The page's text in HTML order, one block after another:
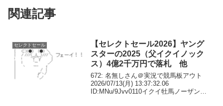
関連記事
セレクトセール
【セレクトセール2026】ヤング
スターの2025（父イクイノック
ス）4億2千万円で落札 他
672: 名無しさん＠実況で競馬板アウト
2026/07/13(月) 13:37:32.06
ID:MNu/9Jvv0110イクイ牡馬ノーザンフ